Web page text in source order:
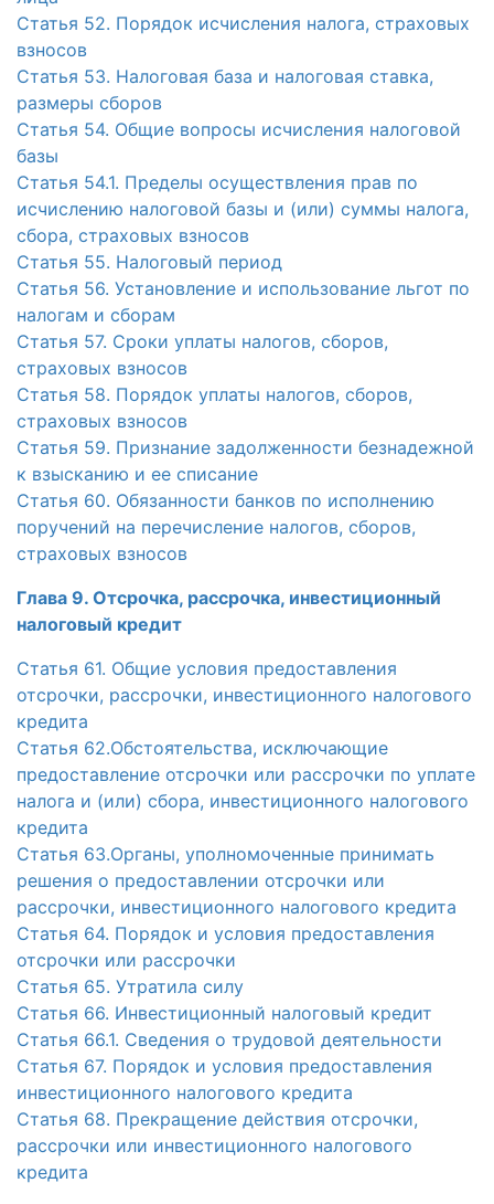
Статья 52. Порядок исчисления налога, страховых
взносов
Статья 53. Налоговая база и налоговая ставка,
размеры сборов
Статья 54. Общие вопросы исчисления налоговой
базы
Статья 54.1. Пределы осуществления прав по
исчислению налоговой базы и (или) суммы налога,
сбора, страховых взносов
Статья 55. Налоговый период
Статья 56. Установление и использование льгот по
налогам и сборам
Статья 57. Сроки уплаты налогов, сборов,
страховых взносов
Статья 58. Порядок уплаты налогов, сборов,
страховых взносов
Статья 59. Признание задолженности безнадежной
к взысканию и ее списание
Статья 60. Обязанности банков по исполнению
поручений на перечисление налогов, сборов,
страховых взносов
Глава 9. Отсрочка, рассрочка, инвестиционный
налоговый кредит
Статья 61. Общие условия предоставления
отсрочки, рассрочки, инвестиционного налогового
кредита
Статья 62.Обстоятельства, исключающие
предоставление отсрочки или рассрочки по уплате
налога и (или) сбора, инвестиционного налогового
кредита
Статья 63.Органы, уполномоченные принимать
решения о предоставлении отсрочки или
рассрочки, инвестиционного налогового кредита
Статья 64. Порядок и условия предоставления
отсрочки или рассрочки
Статья 65. Утратила силу
Статья 66. Инвестиционный налоговый кредит
Статья 66.1. Сведения о трудовой деятельности
Статья 67. Порядок и условия предоставления
инвестиционного налогового кредита
Статья 68. Прекращение действия отсрочки,
рассрочки или инвестиционного налогового
кредита